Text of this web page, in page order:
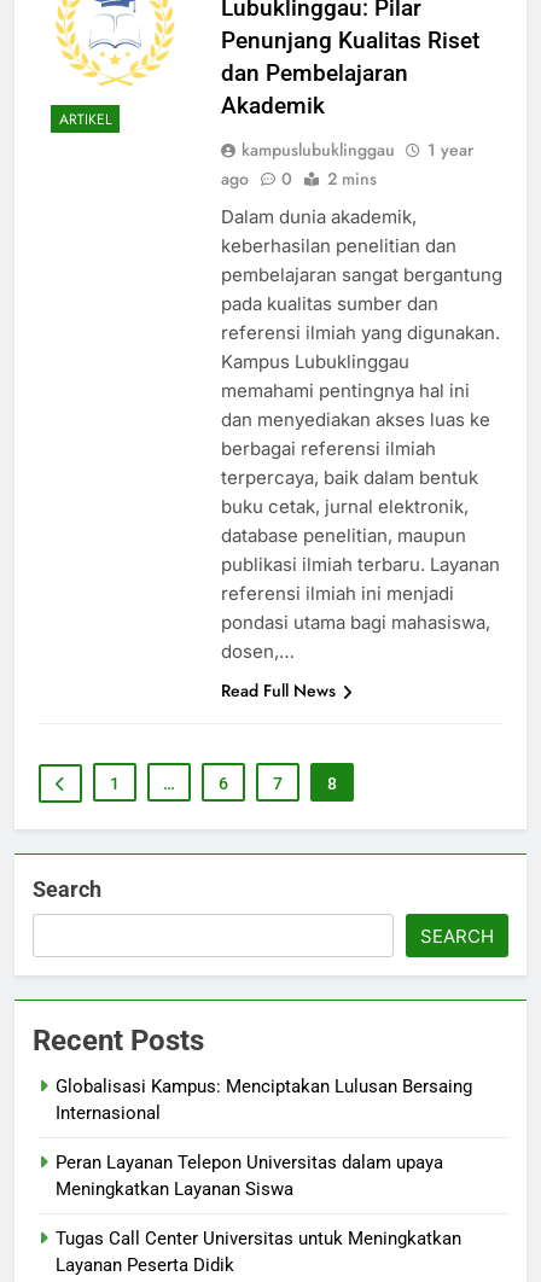
ARTIKEL
Lubuklinggau: Pilar
Penunjang Kualitas Riset
dan Pembelajaran
Akademik
kampuslubuklinggau
1 year
ago
0 2 mins
Dalam dunia akademik,
keberhasilan penelitian dan
pembelajaran sangat bergantung
pada kualitas sumber dan
referensi ilmiah yang digunakan.
Kampus Lubuklinggau
memahami pentingnya hal ini
dan menyediakan akses luas ke
berbagai referensi ilmiah
terpercaya, baik dalam bentuk
buku cetak, jurnal elektronik,
database penelitian, maupun
publikasi ilmiah terbaru. Layanan
referensi ilmiah ini menjadi
pondasi utama bagi mahasiswa,
dosen,…
Read Full News
1 … 6 7 8
Search
SEARCH
Recent Posts
Globalisasi Kampus: Menciptakan Lulusan Bersaing
Internasional
Peran Layanan Telepon Universitas dalam upaya
Meningkatkan Layanan Siswa
Tugas Call Center Universitas untuk Meningkatkan
Layanan Peserta Didik